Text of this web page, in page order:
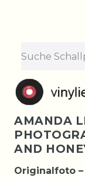
AMANDA
AND
Originalfoto